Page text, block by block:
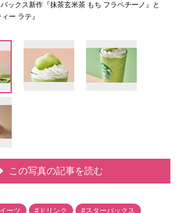
ックス新作『抹茶玄米茶 もち フラペチーノ』と
ー ラテ』
この写真の記事を読む
ーツ #ドリンク #スターバックス